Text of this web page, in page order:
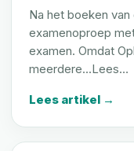
Na het boeken
examenoproep
examen. Omdat
meerdere...Lees…
Lees artikel →